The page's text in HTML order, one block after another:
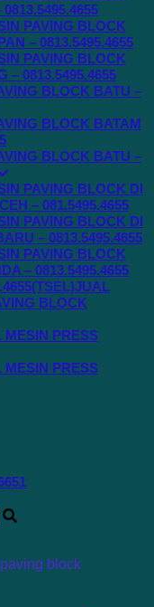
PAVING BLOCK
– 0813.5495.4655
PAVING BLOCK
– 0813.5495.4655
BLOCK BATU –
BLOCK BATAM
BLOCK BATU –
PAVING BLOCK DI
– 081.5495.4655
PAVING BLOCK DI
– 0813.5495.4655
PAVING BLOCK
– 0813.5495.4655
BLOCK
MESIN PRESS
MESIN PRESS
block